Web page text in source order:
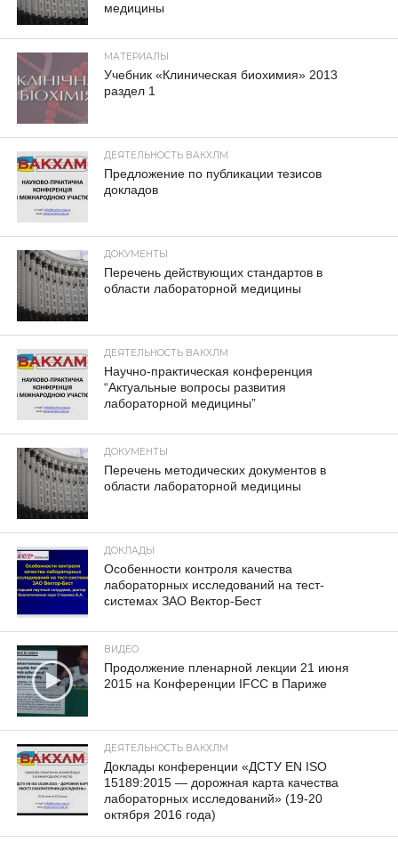
медицины
МАТЕРИАЛЫ
Учебник «Клиническая биохимия» 2013
раздел 1
ДЕЯТЕЛЬНОСТЬ ВАКХЛМ
Предложение по публикации тезисов
докладов
ДОКУМЕНТЫ
Перечень действующих стандартов в
области лабораторной медицины
ДЕЯТЕЛЬНОСТЬ ВАКХЛМ
Научно-практическая конференция
“Актуальные вопросы развития
лабораторной медицины”
ДОКУМЕНТЫ
Перечень методических документов в
области лабораторной медицины
ДОКЛАДЫ
Особенности контроля качества
лабораторных исследований на тест-
системах ЗАО Вектор-Бест
ВИДЕО
Продолжение пленарной лекции 21 июня
2015 на Конференции IFCC в Париже
ДЕЯТЕЛЬНОСТЬ ВАКХЛМ
Доклады конференции «ДСТУ EN ISO
15189:2015 — дорожная карта качества
лабораторных исследований» (19-20
октября 2016 года)